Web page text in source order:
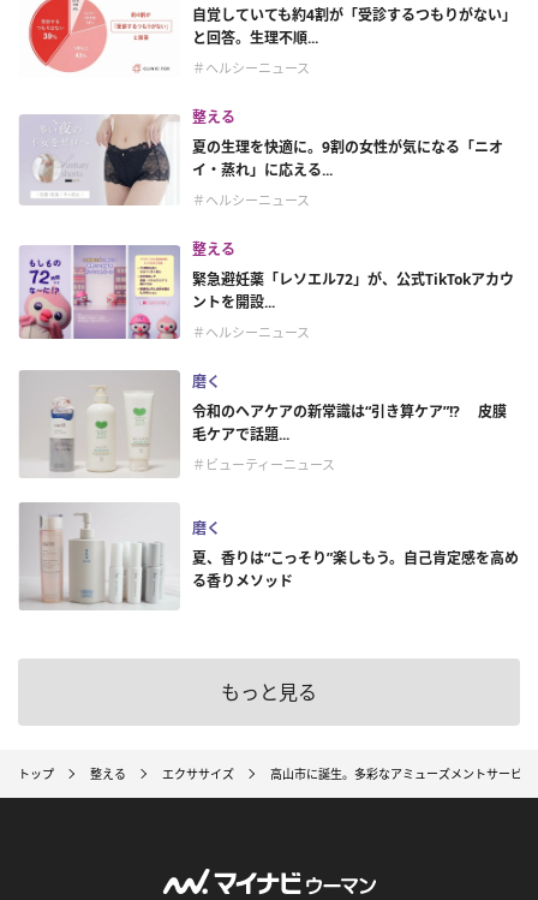
自覚していても約4割が「受診するつもりがない」
と回答。生理不順...
＃ヘルシーニュース
整える
夏の生理を快適に。9割の女性が気になる「ニオ
イ・蒸れ」に応える...
＃ヘルシーニュース
整える
緊急避妊薬「レソエル72」が、公式TikTokアカウ
ントを開設...
＃ヘルシーニュース
磨く
令和のヘアケアの新常識は“引き算ケア”!? 皮膜
毛ケアで話題...
＃ビューティーニュース
磨く
夏、香りは“こっそり”楽しもう。自己肯定感を高め
る香りメソッド
もっと見る
トップ 整える エクササイズ 高山市に誕生。多彩なアミューズメントサービ